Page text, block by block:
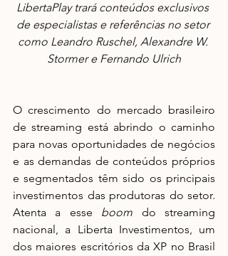
LibertaPlay trará conteúdos exclusivos
de especialistas e referências no setor
como Leandro Ruschel, Alexandre W.
Stormer e Fernando Ulrich
O crescimento do mercado brasileiro
de streaming está abrindo o caminho
para novas oportunidades de negócios
e as demandas de conteúdos próprios
e segmentados têm sido os principais
investimentos das produtoras do setor.
Atenta a esse boom do streaming
nacional, a Liberta Investimentos, um
dos maiores escritórios da XP no Brasil